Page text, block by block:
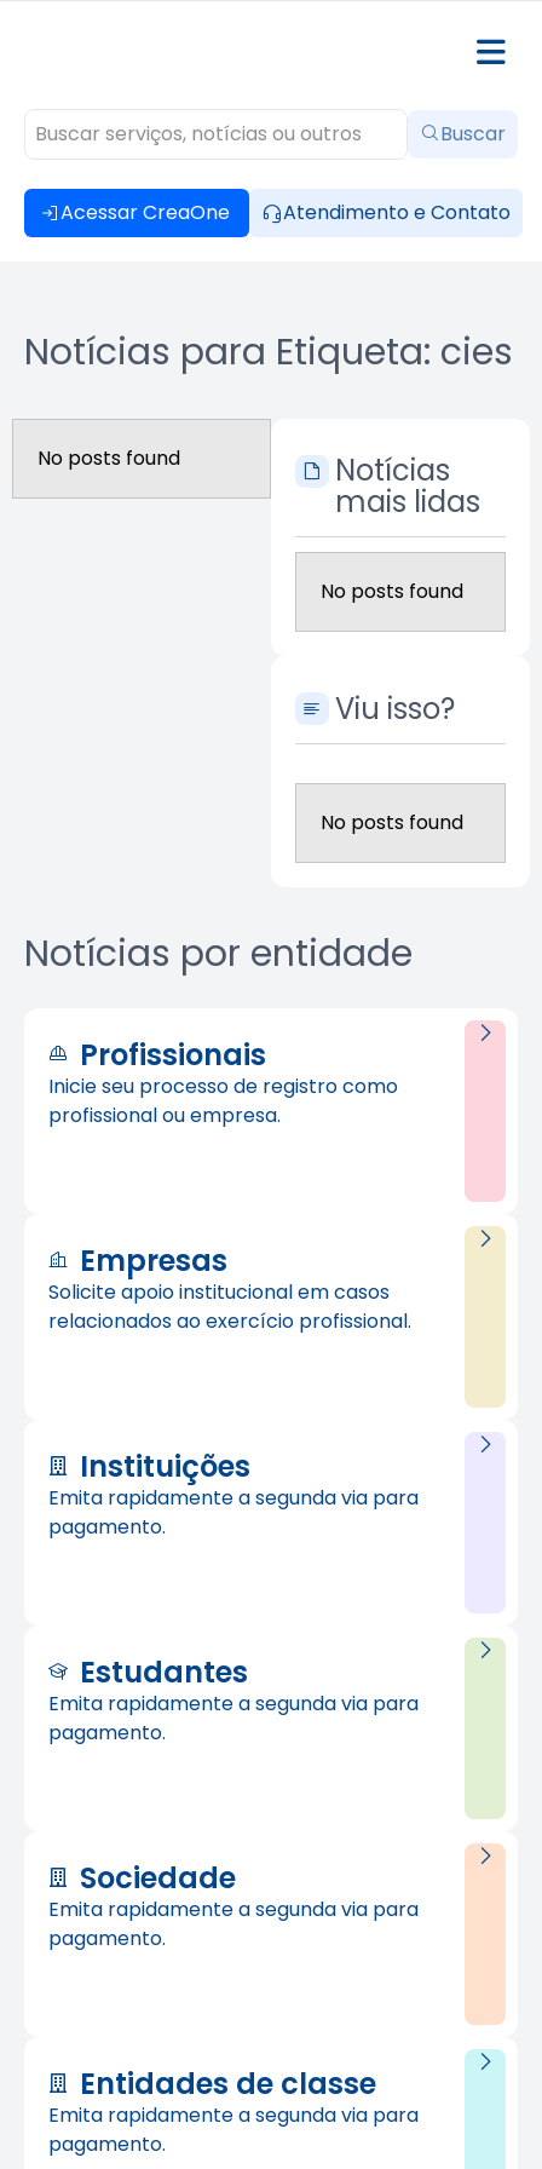
Acessar CreaOne Atendimento e Contato
Buscar
Notícias para Etiqueta: cies
No posts found Notícias
mais lidas
No posts found
Viu isso?
No posts found
Notícias por entidade
Profissionais
Inicie seu processo de registro como
profissional ou empresa.
Empresas
Solicite apoio institucional em casos
relacionados ao exercício profissional.
Instituições
Emita rapidamente a segunda via para
pagamento.
Estudantes
Emita rapidamente a segunda via para
pagamento.
Sociedade
Emita rapidamente a segunda via para
pagamento.
Entidades de classe
Emita rapidamente a segunda via para
pagamento.